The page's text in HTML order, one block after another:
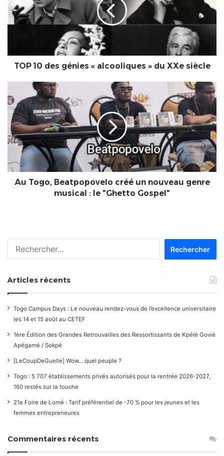
alcooliques
siècle
TOP 10 des génies « alcooliques » du XXe siècle
Togo,
Beatpopovelo
créé
un
nouveau
musical
Au Togo, Beatpopovelo créé un nouveau genre
musical : le "Ghetto Gospel"
Articles récents
Togo Campus Days : Le nouveau rendez-vous de l’excellence universitaire
les 14 et 15 août au CETEF
1ère Édition des Grandes Retrouvailles des Ressortissants de Kpélé Govié
Apégamé / Sokpé
[LeCoupDeGuelle] Wow… quel peuple ?
Togo : 5 707 établissements privés autorisés pour la rentrée 2026-2027,
160 restés sur la touche
21e Foire de Lomé : Tarif préférentiel de -70 % pour les jeunes et les
femmes entrepreneures
Commentaires récents